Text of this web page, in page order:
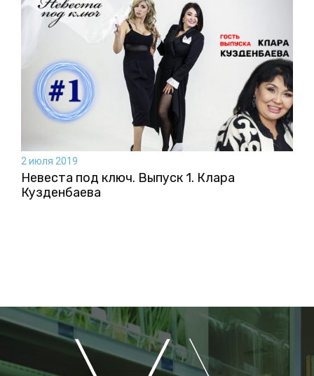
2 июля 2019
Невеста под ключ. Выпуск 1. Клара
Кузденбаева